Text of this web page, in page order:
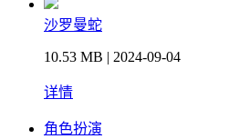
沙罗曼蛇
10.53 MB | 2024-09-04
详情
角色扮演